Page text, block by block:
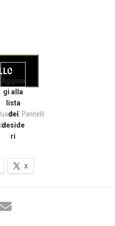
Aggiun
gi alla
lista
dei
deside
ri
E Pannelli
X